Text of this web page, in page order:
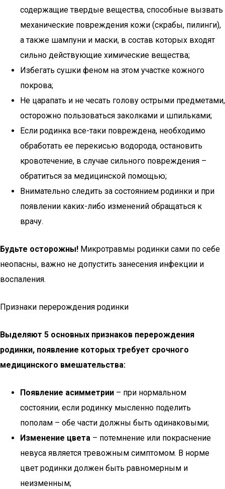
содержащие твердые вещества, способные вызвать
механические повреждения кожи (скрабы, пилинги),
а также шампуни и маски, в состав которых входят
сильно действующие химические вещества;
Избегать сушки феном на этом участке кожного
покрова;
Не царапать и не чесать голову острыми предметами,
осторожно пользоваться заколками и шпильками;
Если родинка все-таки повреждена, необходимо
обработать ее перекисью водорода, остановить
кровотечение, в случае сильного повреждения –
обратиться за медицинской помощью;
Внимательно следить за состоянием родинки и при
появлении каких-либо изменений обращаться к
врачу.
Будьте осторожны! Микротравмы родинки сами по себе
неопасны, важно не допустить занесения инфекции и
воспаления.
Признаки перерождения родинки
Выделяют 5 основных признаков перерождения
родинки, появление которых требует срочного
медицинского вмешательства:
Появление асимметрии – при нормальном
состоянии, если родинку мысленно поделить
пополам – обе части должны быть одинаковыми;
Изменение цвета – потемнение или покраснение
невуса является тревожным симптомом. В норме
цвет родинки должен быть равномерным и
неизменным;